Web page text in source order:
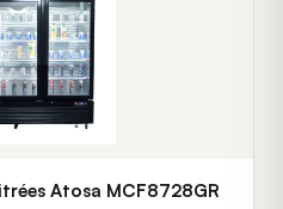
Atosa MCF8728GR